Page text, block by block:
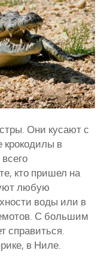
Они кусают с
крокодилы в
кто пришел на
любую
воды или в
С большим
справиться.
в Ниле.